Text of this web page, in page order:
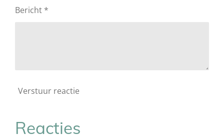
Bericht *
Verstuur reactie
Reacties